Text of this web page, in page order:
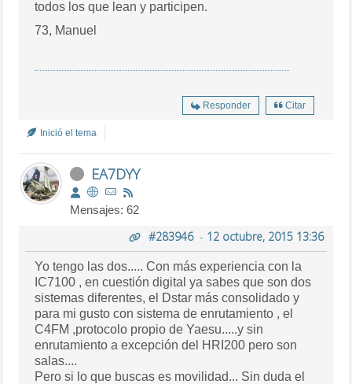
todos los que lean y participen.
73, Manuel
Responder Citar
Inició el tema
EA7DYY
Mensajes: 62
#283946- 12 octubre, 2015 13:36
Yo tengo las dos..... Con más experiencia con la
IC7100 , en cuestión digital ya sabes que son dos
sistemas diferentes, el Dstar más consolidado y
para mi gusto con sistema de enrutamiento , el
C4FM ,protocolo propio de Yaesu.....y sin
enrutamiento a excepción del HRI200 pero son
salas....
Pero si lo que buscas es movilidad... Sin duda el